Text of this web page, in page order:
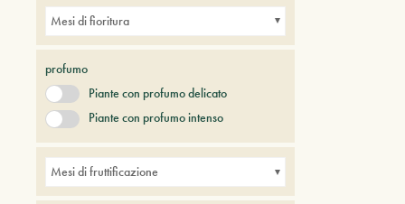
Mesi di fioritura
profumo
Piante con profumo delicato
Piante con profumo intenso
Mesi di fruttificazione